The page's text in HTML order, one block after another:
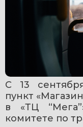
С 13
пункт
в «ТЦ
комитете по